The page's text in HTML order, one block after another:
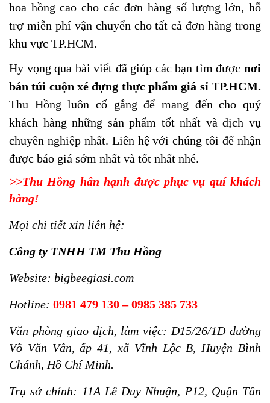
hoa hồng cao cho các đơn hàng số lượng lớn, hỗ
trợ miễn phí vận chuyển cho tất cả đơn hàng trong
khu vực TP.HCM.
Hy vọng qua bài viết đã giúp các bạn tìm được nơi
bán túi cuộn xé đựng thực phẩm giá sỉ TP.HCM.
Thu Hồng luôn cố gắng để mang đến cho quý
khách hàng những sản phẩm tốt nhất và dịch vụ
chuyên nghiệp nhất. Liên hệ với chúng tôi để nhận
được báo giá sớm nhất và tốt nhất nhé.
>>Thu Hồng hân hạnh được phục vụ quí khách
hàng!
Mọi chi tiết xin liên hệ:
Công ty TNHH TM Thu Hồng
Website: bigbeegiasi.com
Hotline: 0981 479 130 – 0985 385 733
Văn phòng giao dịch, làm việc: D15/26/1D đường
Võ Văn Vân, ấp 41, xã Vĩnh Lộc B, Huyện Bình
Chánh, Hồ Chí Minh.
Trụ sở chính: 11A Lê Duy Nhuận, P12, Quận Tân